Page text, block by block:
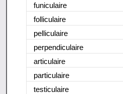
funiculaire
folliculaire
pelliculaire
perpendiculaire
articulaire
particulaire
testiculaire